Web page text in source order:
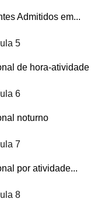
Admitidos em...
5
de hora-atividade
6
noturno
7
por atividade...
8